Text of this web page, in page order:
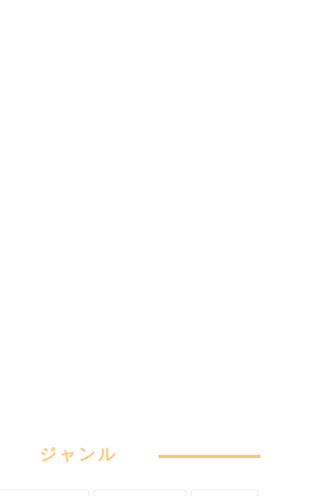
ジャンル